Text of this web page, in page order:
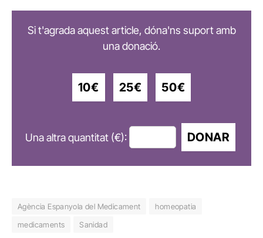
Si t'agrada aquest article, dóna'ns suport amb
una donació.
10€ 25€ 50€
Una altra quantitat (€): DONAR
Agència Espanyola del Medicament
homeopatia
medicaments
Sanidad